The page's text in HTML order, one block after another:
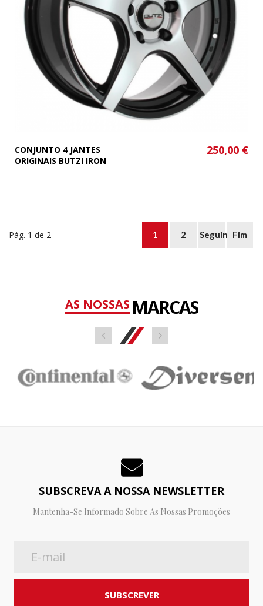
CONJUNTO 4 JANTES
ORIGINAIS BUTZI IRON
250,00 €
Pág. 1 de 2 1 2 SeguinteFim
AS NOSSASMARCAS
SUBSCREVA A NOSSA NEWSLETTER
Mantenha-Se Informado Sobre As Nossas Promoções